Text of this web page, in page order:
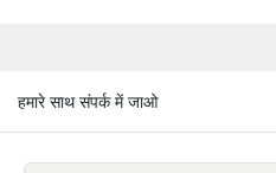
हमारे साथ संपर्क में जाओ